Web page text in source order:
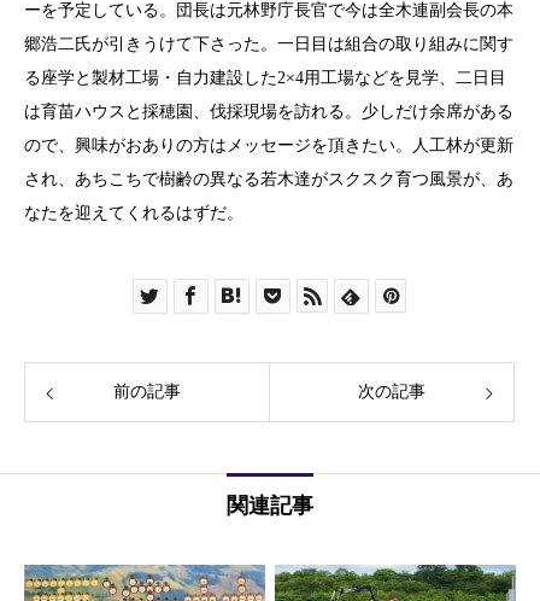
ーを予定している。団長は元林野庁長官で今は全木連副会長の本
郷浩二氏が引きうけて下さった。一日目は組合の取り組みに関す
る座学と製材工場・自力建設した2×4用工場などを見学、二日目
は育苗ハウスと採穂園、伐採現場を訪れる。少しだけ余席がある
ので、興味がおありの方はメッセージを頂きたい。人工林が更新
され、あちこちで樹齢の異なる若木達がスクスク育つ風景が、あ
なたを迎えてくれるはずだ。
前の記事 次の記事
関連記事